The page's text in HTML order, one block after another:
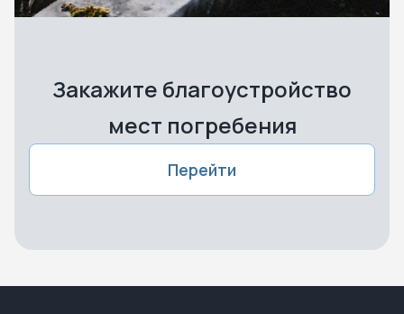
Закажите благоустройство
мест погребения
Перейти